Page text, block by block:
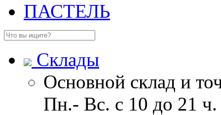
ПАСТЕЛЬ
Склады
Основной склад и
Пн.- Вс. с 10 до 21 ч.